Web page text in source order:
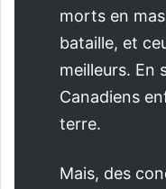
morts en
bataille, et
meilleurs. En
Canadiens
terre.
Mais, des